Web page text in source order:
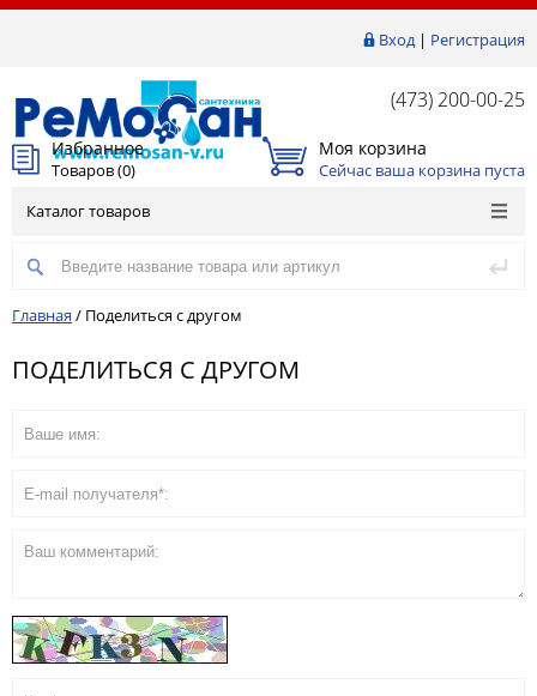
Вход| Регистрация
(473) 200-00-25
Избранное
Товаров (0)
Моя корзина
Сейчас ваша корзина пуста
Каталог товаров
Главная / Поделиться с другом
ПОДЕЛИТЬСЯ С ДРУГОМ